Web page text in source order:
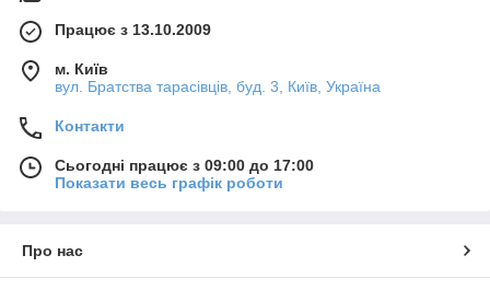
Працює з 13.10.2009
м. Київ
вул. Братства тарасівців, буд. 3, Київ, Україна
Контакти
Сьогодні працює з 09:00 до 17:00
Показати весь графік роботи
Про нас